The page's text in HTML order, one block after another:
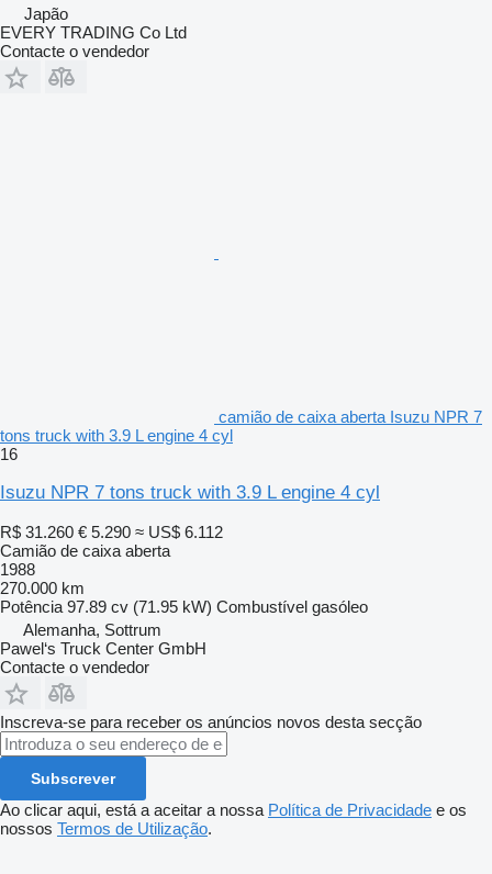
Japão
EVERY TRADING Co Ltd
Contacte o vendedor
camião de caixa aberta Isuzu NPR 7
tons truck with 3.9 L engine 4 cyl
16
Isuzu NPR 7 tons truck with 3.9 L engine 4 cyl
R$ 31.260 € 5.290 ≈ US$ 6.112
Camião de caixa aberta
1988
270.000 km
Potência 97.89 cv (71.95 kW) Combustível gasóleo
Alemanha, Sottrum
Pawel‘s Truck Center GmbH
Contacte o vendedor
Inscreva-se para receber os anúncios novos desta secção
Subscrever
Ao clicar aqui, está a aceitar a nossa Política de Privacidade e os
nossos Termos de Utilização.